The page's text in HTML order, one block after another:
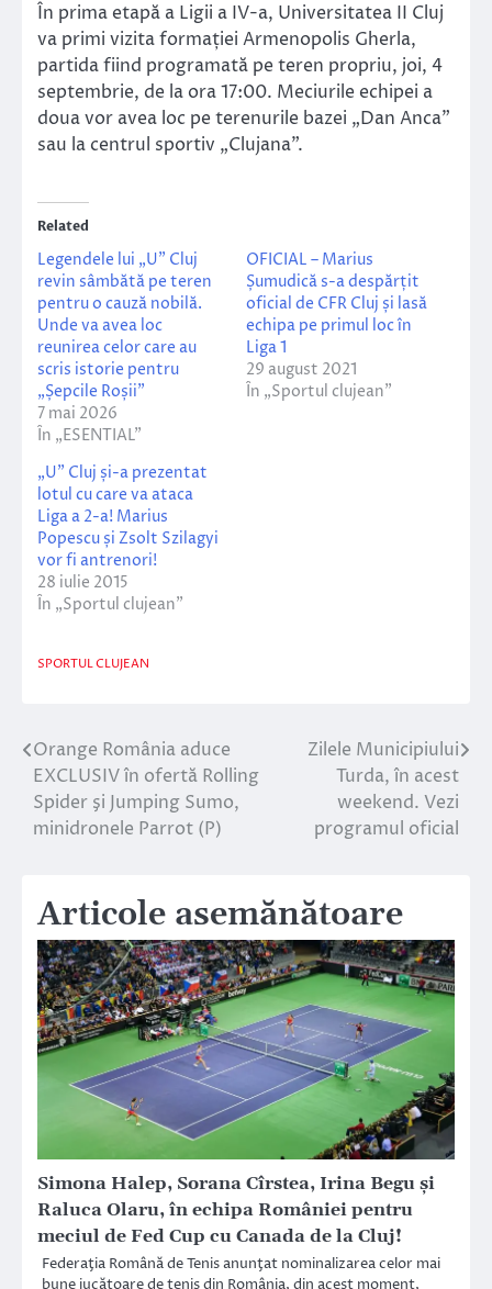
În prima etapă a Ligii a IV-a, Universitatea II Cluj
va primi vizita formației Armenopolis Gherla,
partida fiind programată pe teren propriu, joi, 4
septembrie, de la ora 17:00. Meciurile echipei a
doua vor avea loc pe terenurile bazei „Dan Anca”
sau la centrul sportiv „Clujana”.
Related
Legendele lui „U” Cluj
revin sâmbătă pe teren
pentru o cauză nobilă.
Unde va avea loc
reunirea celor care au
scris istorie pentru
„Șepcile Roșii”
7 mai 2026
În „ESENTIAL”
OFICIAL – Marius
Șumudică s-a despărțit
oficial de CFR Cluj și lasă
echipa pe primul loc în
Liga 1
29 august 2021
În „Sportul clujean”
„U” Cluj și-a prezentat
lotul cu care va ataca
Liga a 2-a! Marius
Popescu și Zsolt Szilagyi
vor fi antrenori!
28 iulie 2015
În „Sportul clujean”
SPORTUL CLUJEAN
Navigare
în
articole
Orange România aduce
EXCLUSIV în ofertă Rolling
Spider şi Jumping Sumo,
minidronele Parrot (P)
Zilele Municipiului
Turda, în acest
weekend. Vezi
programul oficial
Articole asemănătoare
Simona Halep, Sorana Cîrstea, Irina Begu şi
Raluca Olaru, în echipa României pentru
meciul de Fed Cup cu Canada de la Cluj!
Federaţia Română de Tenis anunţat nominalizarea celor mai
bune jucătoare de tenis din România, din acest moment,